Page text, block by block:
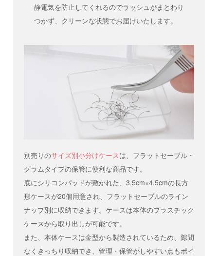
静電気を防止してくれるのでラッシュがまとわり
つかず、クリーンな状態でお届けいたします。
別売りのサイズ別小分けケースは、フラットセーブル・
グラムタイプの保管に便利な商品です。
底にシリコンパッドが敷かれた、3.5cm×4.5cmの長方
形ケースが20個用意され、フラットセーブルのライン
ナップ別に収納できます。ケースは本体のプラスチック
ケースから取り出しが可能です。
また、本体ケースは金型から製造されているため、隙間
なくきっちり収納でき、管理・保管がしやすい点もポイ